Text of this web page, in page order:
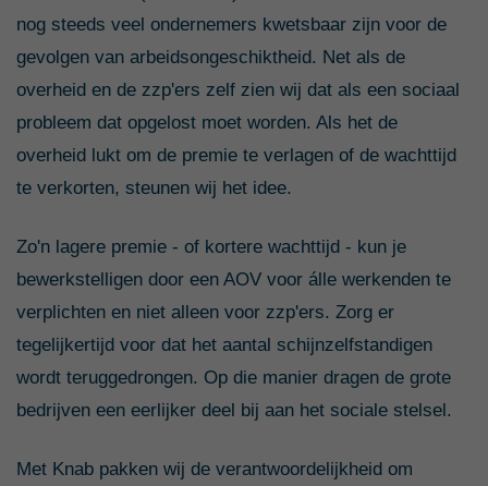
nog steeds veel ondernemers kwetsbaar zijn voor de
gevolgen van arbeidsongeschiktheid. Net als de
overheid en de zzp'ers zelf zien wij dat als een sociaal
probleem dat opgelost moet worden. Als het de
overheid lukt om de premie te verlagen of de wachttijd
te verkorten, steunen wij het idee.
Zo'n lagere premie - of kortere wachttijd - kun je
bewerkstelligen door een AOV voor álle werkenden te
verplichten en niet alleen voor zzp'ers. Zorg er
tegelijkertijd voor dat het aantal schijnzelfstandigen
wordt teruggedrongen. Op die manier dragen de grote
bedrijven een eerlijker deel bij aan het sociale stelsel.
Met Knab pakken wij de verantwoordelijkheid om